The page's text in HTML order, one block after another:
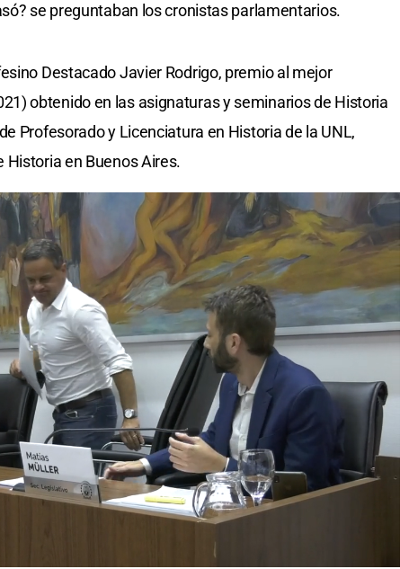
se preguntaban los cronistas parlamentarios.
Destacado Javier Rodrigo, premio al mejor
obtenido en las asignaturas y seminarios de Historia
Profesorado y Licenciatura en Historia de la UNL,
en Buenos Aires.